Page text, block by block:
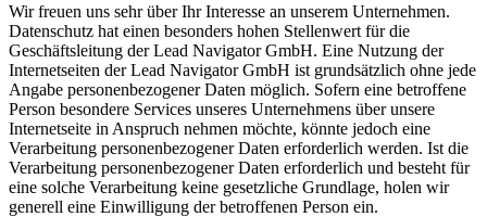
Wir freuen uns sehr über Ihr Interesse an unserem Unternehmen.
Datenschutz hat einen besonders hohen Stellenwert für die
Geschäftsleitung der Lead Navigator GmbH. Eine Nutzung der
Internetseiten der Lead Navigator GmbH ist grundsätzlich ohne jede
Angabe personenbezogener Daten möglich. Sofern eine betroffene
Person besondere Services unseres Unternehmens über unsere
Internetseite in Anspruch nehmen möchte, könnte jedoch eine
Verarbeitung personenbezogener Daten erforderlich werden. Ist die
Verarbeitung personenbezogener Daten erforderlich und besteht für
eine solche Verarbeitung keine gesetzliche Grundlage, holen wir
generell eine Einwilligung der betroffenen Person ein.